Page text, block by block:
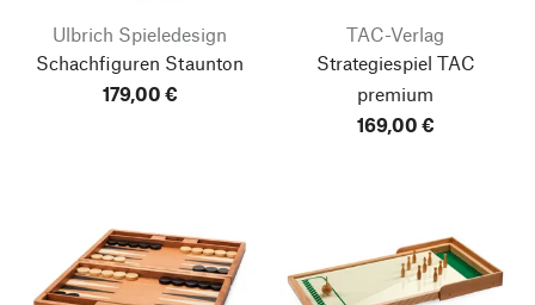
Ulbrich Spieledesign
Schachfiguren Staunton
179,00 €
TAC-Verlag
Strategiespiel TAC
premium
169,00 €